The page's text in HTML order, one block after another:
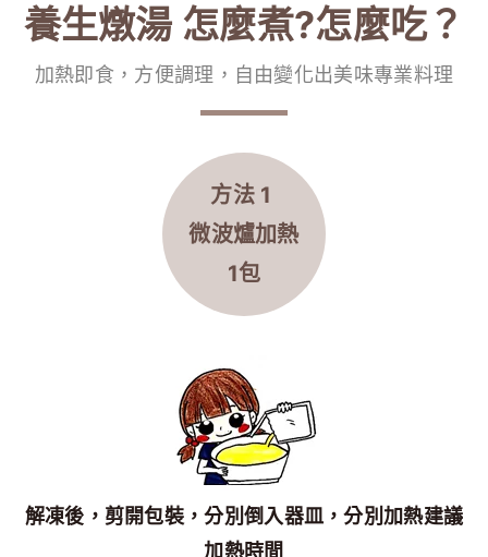
養生燉湯 怎麼煮?怎麼吃？
加熱即食，方便調理，自由變化出美味專業料理
方法 1
微波爐加熱
1包
解凍後，剪開包裝，分別倒入器皿，分別加熱建議
加熱時間